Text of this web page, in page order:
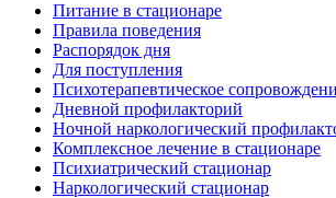
Питание в стационаре
Правила поведения
Распорядок дня
Для поступления
Психотерапевтическое
Дневной профилакторий
Ночной наркологический
Комплексное лечение в стационаре
Психиатрический стационар
Наркологический стационар